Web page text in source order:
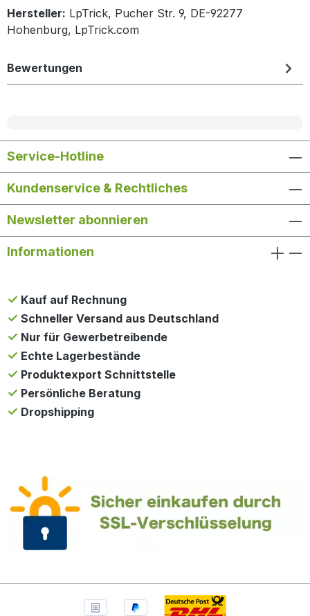
Hersteller: LpTrick, Pucher Str. 9, DE-92277
Hohenburg, LpTrick.com
Bewertungen
Service-Hotline
Kundenservice & Rechtliches
Newsletter abonnieren
Informationen
Kauf auf Rechnung
Schneller Versand aus Deutschland
Nur für Gewerbetreibende
Echte Lagerbestände
Produktexport Schnittstelle
Persönliche Beratung
Dropshipping